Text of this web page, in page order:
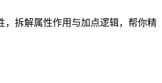
，拆解属性作用与加点逻辑，帮你精